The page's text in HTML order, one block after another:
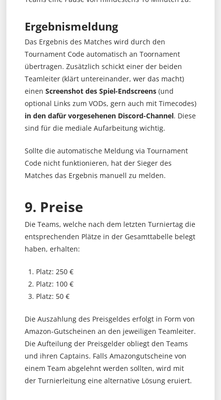
Ergebnismeldung
Das Ergebnis des Matches wird durch den
Tournament Code automatisch an Toornament
übertragen. Zusätzlich schickt einer der beiden
Teamleiter (klärt untereinander, wer das macht)
einen Screenshot des Spiel-Endscreens(und
optional Links zum VODs, gern auch mit Timecodes)
in den dafür vorgesehenen Discord-Channel. Diese
sind für die mediale Aufarbeitung wichtig.
Sollte die automatische Meldung via Tournament
Code nicht funktionieren, hat der Sieger des
Matches das Ergebnis manuell zu melden.
9. Preise
Die Teams, welche nach dem letzten Turniertag die
entsprechenden Plätze in der Gesamttabelle belegt
haben, erhalten:
Platz: 250 €
Platz: 100 €
Platz: 50 €
Die Auszahlung des Preisgeldes erfolgt in Form von
Amazon-Gutscheinen an den jeweiligen Teamleiter.
Die Aufteilung der Preisgelder obliegt den Teams
und ihren Captains. Falls Amazongutscheine von
einem Team abgelehnt werden sollten, wird mit
der Turnierleitung eine alternative Lösung eruiert.